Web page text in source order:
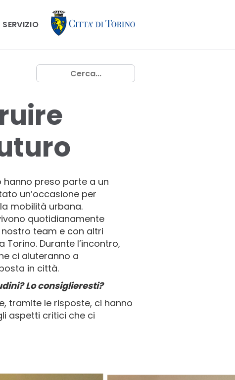
SERVIZIO
hanno preso parte a un
un’occasione per
mobilità urbana.
quotidianamente
nostro team e con altri
Durante l’incontro,
ci aiuteranno a
in città.
Lo consiglieresti?
tramite le risposte, ci hanno
aspetti critici che ci